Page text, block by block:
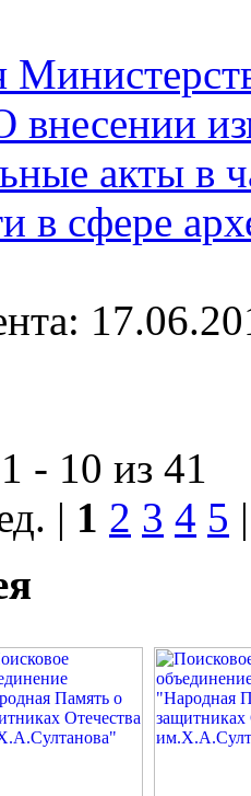
акты в
в сфере
- 10 из 41
| 1 2 3 4 5